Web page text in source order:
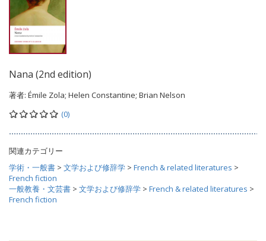
Nana (2nd edition)
著者: Émile Zola; Helen Constantine; Brian Nelson
(0)
関連カテゴリー
学術・一般書 > 文学および修辞学 > French & related literatures >
French fiction
一般教養・文芸書 > 文学および修辞学 > French & related literatures >
French fiction